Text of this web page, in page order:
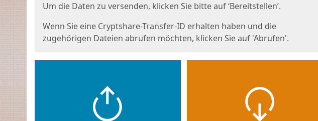
Um die Daten zu versenden, klicken Sie bitte auf ‘Bereitstellen’.
Wenn Sie eine Cryptshare-Transfer-ID erhalten haben und die
zugehörigen Dateien abrufen möchten, klicken Sie auf 'Abrufen'.